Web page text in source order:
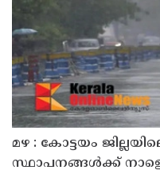
മഴ : കോട്ടയം
സ്ഥാപനങ്ങൾക്ക്